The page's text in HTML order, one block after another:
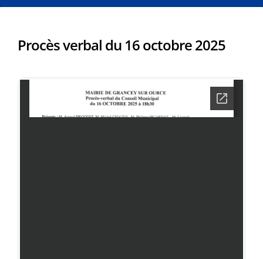
Procès verbal du 16 octobre 2025